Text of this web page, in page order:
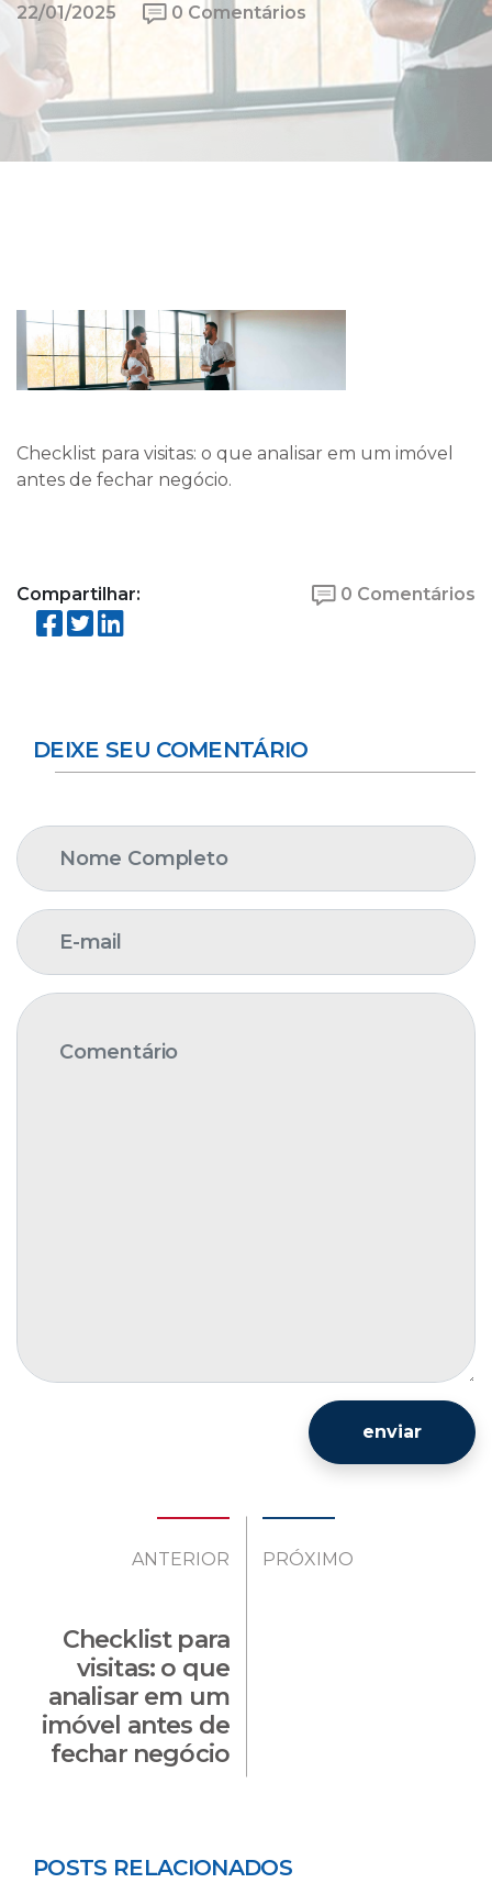
22/01/2025 0 Comentários
Checklist para visitas: o que analisar em um imóvel
antes de fechar negócio.
Compartilhar: 0 Comentários
DEIXE SEU COMENTÁRIO
enviar
ANTERIOR
Checklist para
visitas: o que
analisar em um
imóvel antes de
fechar negócio
PRÓXIMO
POSTS RELACIONADOS